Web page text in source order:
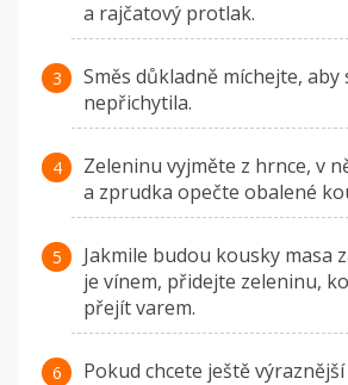
a rajčatový protlak.
Směs důkladně míchejte, aby
nepřichytila.
Zeleninu vyjměte z hrnce, v
a zprudka opečte obalené
Jakmile budou kousky masa
je vínem, přidejte zeleninu,
přejít varem.
Pokud chcete ještě